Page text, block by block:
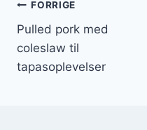
FORRIGE
Pulled pork med
coleslaw til
tapasoplevelser